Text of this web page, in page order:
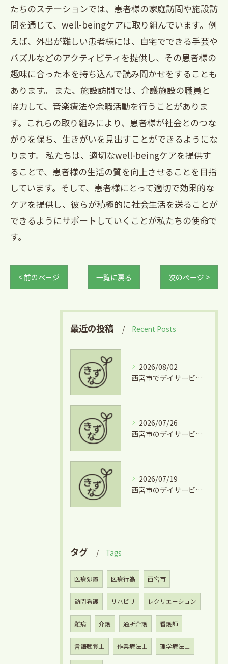
たちのステーションでは、患者様の家庭訪問や施設訪
問を通じて、well-beingケアに取り組んでいます。例
えば、外出が難しい患者様には、自宅でできる手芸や
パズルなどのアクティビティを提供し、その患者様の
趣味に合った本を持ち込んで読み聞かせをすることも
あります。 また、施設訪問では、介護施設の職員と
協力して、音楽療法や余暇活動を行うことがありま
す。これらの取り組みにより、患者様が社会とのつな
がりを保ち、生きがいを見出すことができるようにな
ります。 私たちは、適切なwell-beingケアを提供す
ることで、患者様の生活の質を向上させることを目指
しています。そして、患者様にとって適切で効果的な
ケアを提供し、彼らが積極的に社会生活を送ることが
できるようにサポートしていくことが私たちの使命で
す。
< 前のページ 一覧に戻る 次のページ >
最近の投稿 Recent Posts
2026/08/02
西宮市でデイサービスとグルメを両立できる兵庫県西宮市学文殿町の魅力
2026/07/26
西宮市のデイサービスを気軽に利用するための短時間利用や費用徹底ガイド
2026/07/19
西宮市のデイサービス利用と掃除の安心サポート徹底ガイド
タグ Tags
医療処置 医療行為 西宮市
訪問看護 リハビリ レクリエーション
難病 介護 通所介護 看護師
言語聴覚士 作業療法士 理学療法士